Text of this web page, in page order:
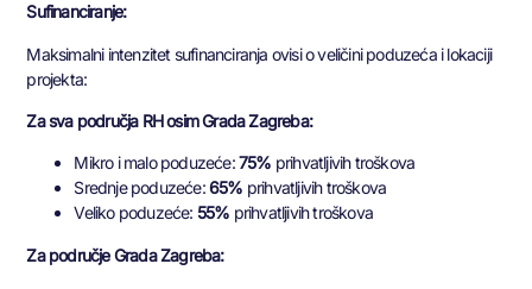
Sufinanciranje:
Maksimalni intenzitet sufinanciranja ovisi o veličini poduzeća i lokaciji
projekta:
Za sva područja RH osim Grada Zagreba:
Mikro i malo poduzeće:75% prihvatljivih troškova
Srednje poduzeće:65% prihvatljivih troškova
Veliko poduzeće: 55% prihvatljivih troškova
Za područje Grada Zagreba: